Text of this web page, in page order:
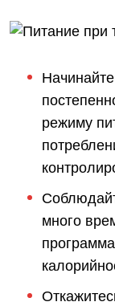
режиму
много